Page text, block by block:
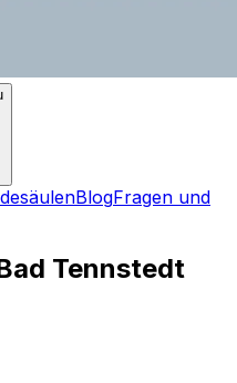
BlogFragen und
Tennstedt